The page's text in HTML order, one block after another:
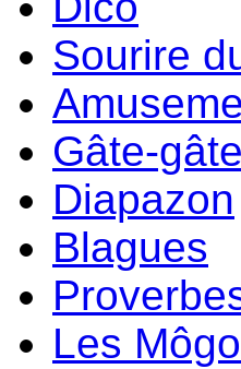
Sourire
Gâte-gâte
Diapazon
Blagues
Les